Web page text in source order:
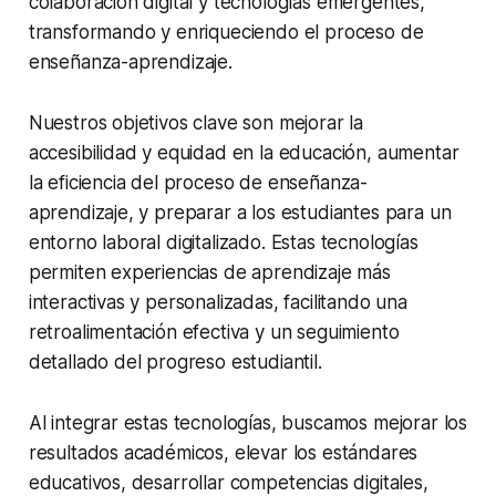
transformando y enriqueciendo el proceso de
enseñanza-aprendizaje.
Nuestros objetivos clave son mejorar la
accesibilidad y equidad en la educación, aumentar
la eficiencia del proceso de enseñanza-
aprendizaje, y preparar a los estudiantes para un
entorno laboral digitalizado. Estas tecnologías
permiten experiencias de aprendizaje más
interactivas y personalizadas, facilitando una
retroalimentación efectiva y un seguimiento
detallado del progreso estudiantil.
Al integrar estas tecnologías, buscamos mejorar los
resultados académicos, elevar los estándares
educativos, desarrollar competencias digitales,